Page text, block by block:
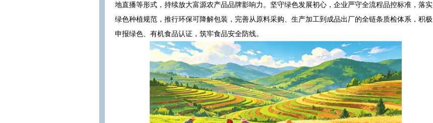
地直播等形式，持续放大富源农产品品牌影响力。坚守绿色发展初心，企业严守全流程品控标准，落实
绿色种植规范，推行环保可降解包装，完善从原料采购、生产加工到成品出厂的全链条质检体系，积极
申报绿色、有机食品认证，筑牢食品安全防线。